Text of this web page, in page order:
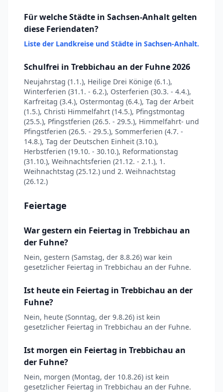
Für welche Städte in Sachsen-Anhalt gelten
diese Feriendaten?
Liste der Landkreise und Städte in Sachsen-Anhalt.
Schulfrei in Trebbichau an der Fuhne 2026
Neujahrstag (1.1.), Heilige Drei Könige (6.1.),
Winterferien (31.1. - 6.2.), Osterferien (30.3. - 4.4.),
Karfreitag (3.4.), Ostermontag (6.4.), Tag der Arbeit
(1.5.), Christi Himmelfahrt (14.5.), Pfingstmontag
(25.5.), Pfingstferien (26.5. - 29.5.), Himmelfahrt- und
Pfingstferien (26.5. - 29.5.), Sommerferien (4.7. -
14.8.), Tag der Deutschen Einheit (3.10.),
Herbstferien (19.10. - 30.10.), Reformationstag
(31.10.), Weihnachtsferien (21.12. - 2.1.), 1.
Weihnachtstag (25.12.) und 2. Weihnachtstag
(26.12.)
Feiertage
War gestern ein Feiertag in Trebbichau an
der Fuhne?
Nein, gestern (Samstag, der 8.8.26) war kein
gesetzlicher Feiertag in Trebbichau an der Fuhne.
Ist heute ein Feiertag in Trebbichau an der
Fuhne?
Nein, heute (Sonntag, der 9.8.26) ist kein
gesetzlicher Feiertag in Trebbichau an der Fuhne.
Ist morgen ein Feiertag in Trebbichau an
der Fuhne?
Nein, morgen (Montag, der 10.8.26) ist kein
gesetzlicher Feiertag in Trebbichau an der Fuhne.